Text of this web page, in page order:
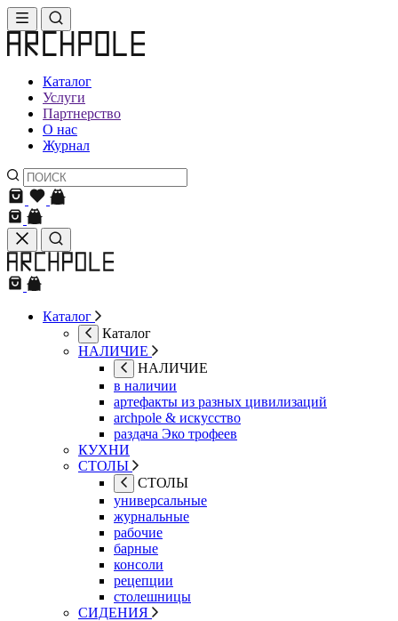
Каталог
Услуги
Партнерство
О нас
Журнал
Каталог
Каталог
НАЛИЧИЕ
НАЛИЧИЕ
в наличии
артефакты из разных цивилизаций
archpole & искусство
раздача Эко трофеев
КУХНИ
СТОЛЫ
СТОЛЫ
универсальные
журнальные
рабочие
барные
консоли
рецепции
столешницы
СИДЕНИЯ